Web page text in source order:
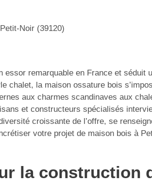
Petit-Noir (39120)
essor remarquable en France et séduit
chalet, la maison ossature bois
aux charmes scandinaves aux
et constructeurs spécialisés
croissante de l’offre, se
votre projet de maison bois à
la construction